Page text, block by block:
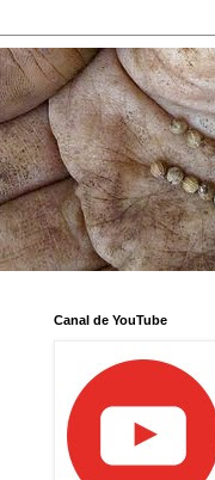
Canal de YouTube